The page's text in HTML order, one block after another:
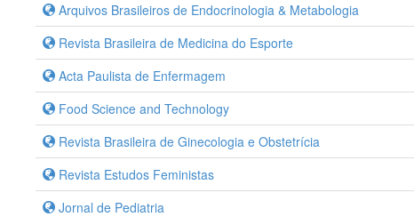
Arquivos Brasileiros de Endocrinologia & Metabologia
Revista Brasileira de Medicina do Esporte
Acta Paulista de Enfermagem
Food Science and Technology
Revista Brasileira de Ginecologia e Obstetrícia
Revista Estudos Feministas
Jornal de Pediatria